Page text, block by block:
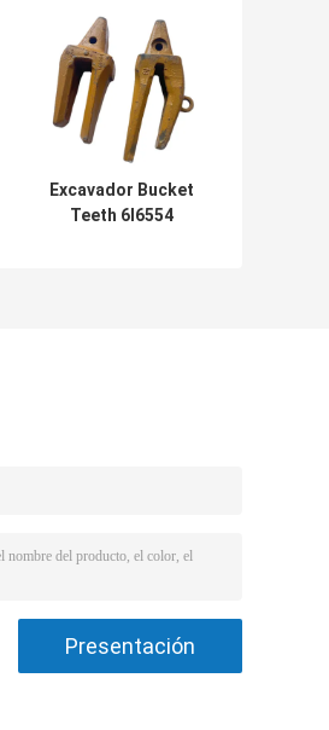
Excavador Bucket
Teeth 6I6554